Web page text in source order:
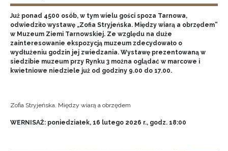
Już ponad 4500 osób, w tym wielu gości spoza Tarnowa,
odwiedziło wystawę „Zofia Stryjeńska. Między wiarą a obrzędem”
w Muzeum Ziemi Tarnowskiej. Ze względu na duże
zainteresowanie ekspozycją muzeum zdecydowało o
wydłużeniu godzin jej zwiedzania. Wystawę prezentowaną w
siedzibie muzeum przy Rynku 3 można oglądać w marcowe i
kwietniowe niedziele już od godziny 9.00 do 17.00.
Zofia Stryjeńska. Między wiarą a obrzędem
WERNISAŻ: poniedziałek, 16 lutego 2026 r., godz. 18:00